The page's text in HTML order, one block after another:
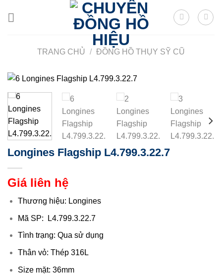
TRANG CHỦ / ĐỒNG HỒ THỤY SỸ CŨ
Longines Flagship L4.799.3.22.7
Giá liên hệ
Thương hiệu: Longines
Mã SP: L4.799.3.22.7
Tình trạng: Qua sử dụng
Thân vỏ: Thép 316L
Size mặt: 36mm